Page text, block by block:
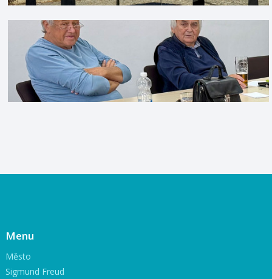
Menu
Město
Sigmund Freud